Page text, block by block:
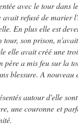
avec le tour dans
refusé de marier
En plus elle est
tour, son prison,
elle avait créé une
père a mis feu sur la
blessure. A nouveau
autour d'elle
une couronne et